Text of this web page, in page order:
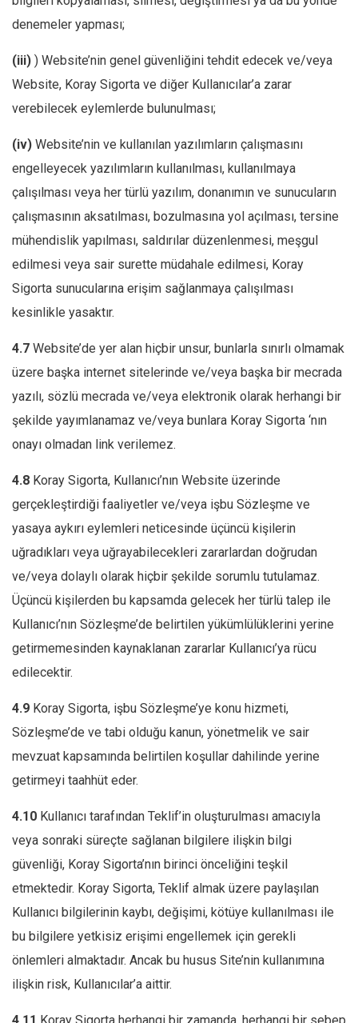
denemeler yapması;
(iii) ) Website’nin genel güvenliğini tehdit edecek ve/veya
Website, Koray Sigorta ve diğer Kullanıcılar’a zarar
verebilecek eylemlerde bulunulması;
(iv) Website’nin ve kullanılan yazılımların çalışmasını
engelleyecek yazılımların kullanılması, kullanılmaya
çalışılması veya her türlü yazılım, donanımın ve sunucuların
çalışmasının aksatılması, bozulmasına yol açılması, tersine
mühendislik yapılması, saldırılar düzenlenmesi, meşgul
edilmesi veya sair surette müdahale edilmesi, Koray
Sigorta sunucularına erişim sağlanmaya çalışılması
kesinlikle yasaktır.
4.7 Website’de yer alan hiçbir unsur, bunlarla sınırlı olmamak
üzere başka internet sitelerinde ve/veya başka bir mecrada
yazılı, sözlü mecrada ve/veya elektronik olarak herhangi bir
şekilde yayımlanamaz ve/veya bunlara Koray Sigorta ‘nın
onayı olmadan link verilemez.
4.8 Koray Sigorta, Kullanıcı’nın Website üzerinde
gerçekleştirdiği faaliyetler ve/veya işbu Sözleşme ve
yasaya aykırı eylemleri neticesinde üçüncü kişilerin
uğradıkları veya uğrayabilecekleri zararlardan doğrudan
ve/veya dolaylı olarak hiçbir şekilde sorumlu tutulamaz.
Üçüncü kişilerden bu kapsamda gelecek her türlü talep ile
Kullanıcı’nın Sözleşme’de belirtilen yükümlülüklerini yerine
getirmemesinden kaynaklanan zararlar Kullanıcı’ya rücu
edilecektir.
4.9 Koray Sigorta, işbu Sözleşme’ye konu hizmeti,
Sözleşme’de ve tabi olduğu kanun, yönetmelik ve sair
mevzuat kapsamında belirtilen koşullar dahilinde yerine
getirmeyi taahhüt eder.
4.10 Kullanıcı tarafından Teklif’in oluşturulması amacıyla
veya sonraki süreçte sağlanan bilgilere ilişkin bilgi
güvenliği, Koray Sigorta’nın birinci önceliğini teşkil
etmektedir. Koray Sigorta, Teklif almak üzere paylaşılan
Kullanıcı bilgilerinin kaybı, değişimi, kötüye kullanılması ile
bu bilgilere yetkisiz erişimi engellemek için gerekli
önlemleri almaktadır. Ancak bu husus Site’nin kullanımına
ilişkin risk, Kullanıcılar’a aittir.